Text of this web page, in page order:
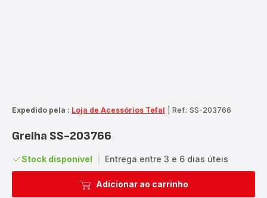
Expedido pela : Loja de Acessórios Tefal Ref.: SS-203766
Grelha SS-203766
Stock disponível Entrega entre 3 e 6 dias úteis
Adicionar ao carrinho